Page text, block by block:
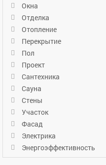
Окна
Отделка
Отопление
Перекрытие
Пол
Проект
Сантехника
Сауна
Стены
Участок
Фасад
Электрика
Энергоэффективность